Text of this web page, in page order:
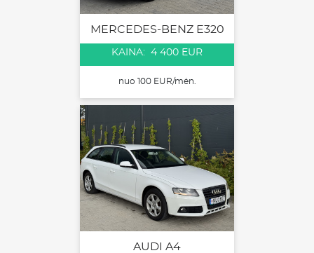
MERCEDES-BENZ E320
KAINA: 4 400 EUR
nuo 100 EUR/mėn.
AUDI A4